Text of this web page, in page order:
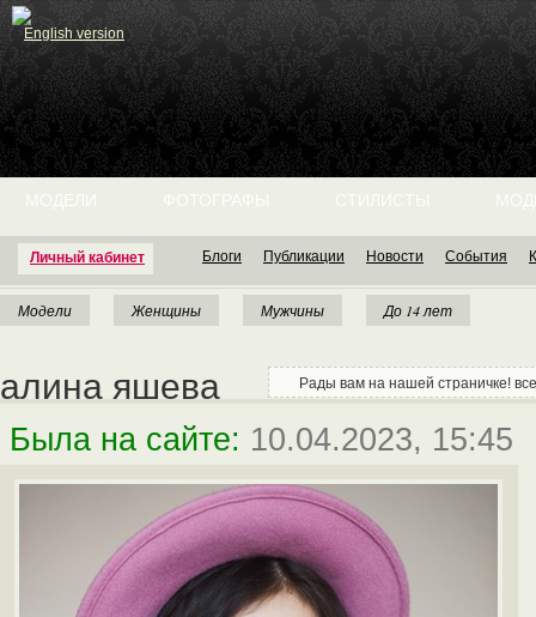
English version
Личный кабинет
МОДЕЛИ ФОТОГРАФЫ СТИЛИСТЫ
Блоги Публикации Новости События
Модели Женщины Мужчины До 14 лет
алина яшева Рады вам на нашей страничке!
Была на сайте: 10.04.2023, 15:45